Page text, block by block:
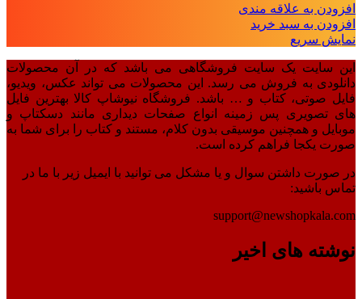
افزودن به علاقه مندی
افزودن به سبد خرید
نمایش سریع
این سایت یک سایت فروشگاهی می باشد که در آن محصولات
دانلودی به فروش می رسد. این محصولات می تواند عکس، ویدیو،
فایل صوتی، کتاب و … باشد. فروشگاه نیوشاپ کالا بهترین فایل
های تصویری پس زمینه انواع صفحات دیداری مانند دسکتاپ و
موبایل و همچنین موسیقی بدون کلام، مستند و کتاب را برای شما به
صورت یکجا فراهم کرده است.
در صورت داشتن سوال و یا مشکل می توانید با ایمیل زیر با ما در
تماس باشید:
support@newshopkala.com
نوشته های اخیر